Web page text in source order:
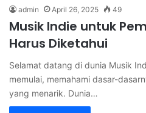
admin April 26, 2025 49
Musik Indie untuk
Harus Diketahui
Selamat datang di dunia Musik
memulai, memahami dasar-
yang menarik. Dunia…